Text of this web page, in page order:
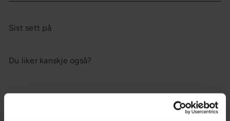
Sist sett på
Du liker kanskje også?